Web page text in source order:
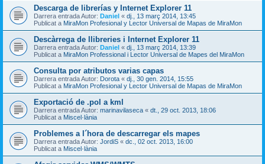
Descarga de librerías y Internet Explorer 11
Darrera entrada Autor: Daniel « dj., 13 març 2014, 13:45
Publicat a MiraMon Profesional y Lector Universal de Mapas de MiraMon
Descàrrega de llibreries i Internet Explorer 11
Darrera entrada Autor: Daniel « dj., 13 març 2014, 13:39
Publicat a MiraMon Professional i Lector Universal de Mapes del MiraMon
Consulta por atributos varias capas
Darrera entrada Autor: Dorota « dj., 30 gen. 2014, 15:55
Publicat a MiraMon Profesional y Lector Universal de Mapas de MiraMon
Exportació de .pol a kml
Darrera entrada Autor: marinavilaseca « dt., 29 oct. 2013, 18:06
Publicat a Miscel·lània
Problemes a l´hora de descarregar els mapes
Darrera entrada Autor: JordiS « dc., 02 oct. 2013, 16:00
Publicat a Miscel·lània